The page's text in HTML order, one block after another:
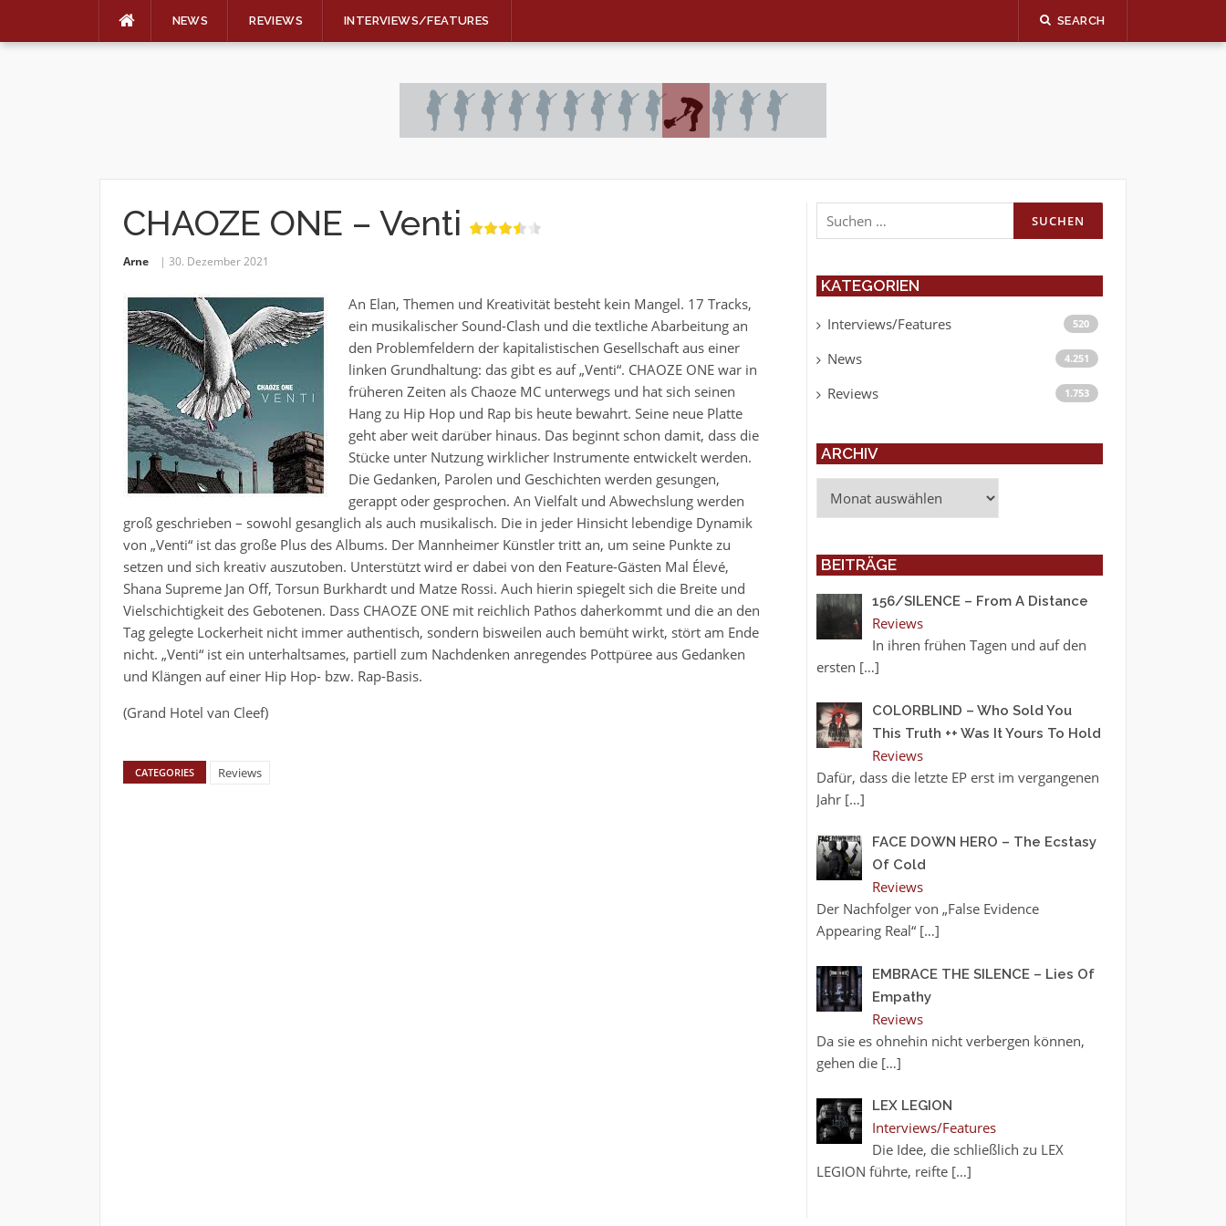
NEWS REVIEWS INTERVIEWS/FEATURES SEARCH
CHAOZE ONE – Venti
Arne 30. Dezember 2021
An Elan, Themen und Kreativität besteht kein Mangel. 17 Tracks,
ein musikalischer Sound-Clash und die textliche Abarbeitung an
den Problemfeldern der kapitalistischen Gesellschaft aus einer
linken Grundhaltung: das gibt es auf „Venti“. CHAOZE ONE war in
früheren Zeiten als Chaoze MC unterwegs und hat sich seinen
Hang zu Hip Hop und Rap bis heute bewahrt. Seine neue Platte
geht aber weit darüber hinaus. Das beginnt schon damit, dass die
Stücke unter Nutzung wirklicher Instrumente entwickelt werden.
Die Gedanken, Parolen und Geschichten werden gesungen,
gerappt oder gesprochen. An Vielfalt und Abwechslung werden
groß geschrieben – sowohl gesanglich als auch musikalisch. Die in jeder Hinsicht lebendige Dynamik
von „Venti“ ist das große Plus des Albums. Der Mannheimer Künstler tritt an, um seine Punkte zu
setzen und sich kreativ auszutoben. Unterstützt wird er dabei von den Feature-Gästen Mal Élevé,
Shana Supreme Jan Off, Torsun Burkhardt und Matze Rossi. Auch hierin spiegelt sich die Breite und
Vielschichtigkeit des Gebotenen. Dass CHAOZE ONE mit reichlich Pathos daherkommt und die an den
Tag gelegte Lockerheit nicht immer authentisch, sondern bisweilen auch bemüht wirkt, stört am Ende
nicht. „Venti“ ist ein unterhaltsames, partiell zum Nachdenken anregendes Pottpüree aus Gedanken
und Klängen auf einer Hip Hop- bzw. Rap-Basis.
(Grand Hotel van Cleef)
CATEGORIES Reviews
Suchen
nach:
KATEGORIEN
Interviews/Features 520
News 4.251
Reviews 1.753
ARCHIV
BEITRÄGE
156/SILENCE – From A Distance
Reviews
In ihren frühen Tagen und auf den
ersten […]
COLORBLIND – Who Sold You
This Truth ++ Was It Yours To Hold
Reviews
Dafür, dass die letzte EP erst im vergangenen
Jahr […]
FACE DOWN HERO – The Ecstasy
Of Cold
Reviews
Der Nachfolger von „False Evidence
Appearing Real“ […]
EMBRACE THE SILENCE – Lies Of
Empathy
Reviews
Da sie es ohnehin nicht verbergen können,
gehen die […]
LEX LEGION
Interviews/Features
Die Idee, die schließlich zu LEX
LEGION führte, reifte […]